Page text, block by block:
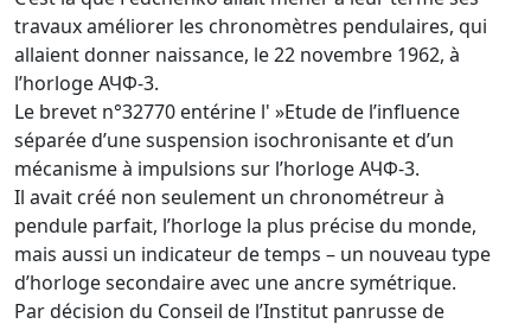
travaux améliorer les chronomètres pendulaires, qui
allaient donner naissance, le 22 novembre 1962, à
l’horloge АЧФ-3.
Le brevet n°32770 entérine l' »Etude de l’influence
séparée d’une suspension isochronisante et d’un
mécanisme à impulsions sur l’horloge АЧФ-3.
Il avait créé non seulement un chronométreur à
pendule parfait, l’horloge la plus précise du monde,
mais aussi un indicateur de temps – un nouveau type
d’horloge secondaire avec une ancre symétrique.
Par décision du Conseil de l’Institut panrusse de